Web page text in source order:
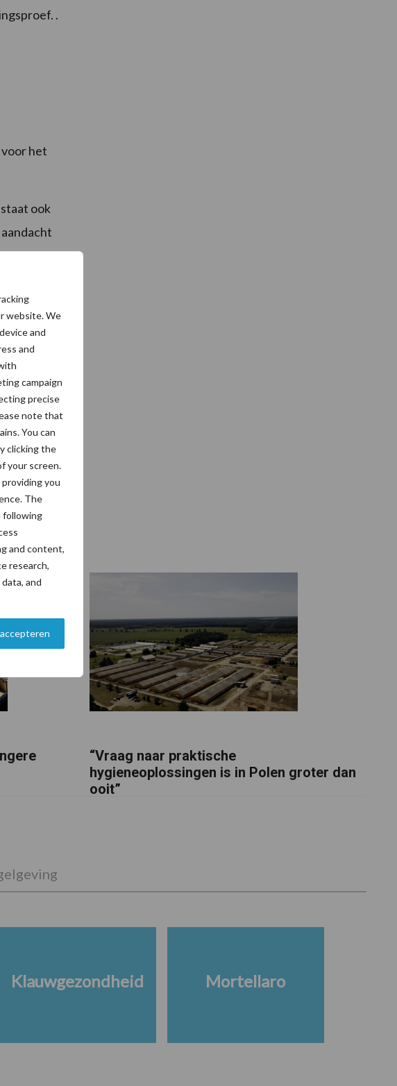
website. We
and
and
campaign
precise
note that
You can
clicking the
your screen.
you
The
following
and content,
research,
and
.
het
ook
de bek
de
ze de rest
“Vraag naar praktische
hygieneoplossingen is in Polen groter dan
ooit”
Klauwgezondheid Mortellaro